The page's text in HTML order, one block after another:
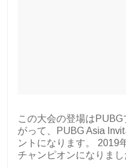
この大会の登場は
がって、PUBG Asia
ントになります。 2019
チャンピオンになりまし